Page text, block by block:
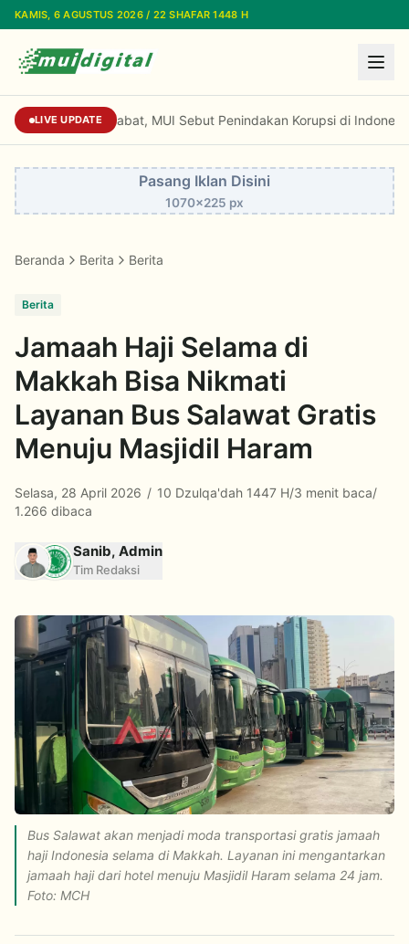
Lewati ke konten utama
KAMIS, 6 AGUSTUS 2026 / 22 SHAFAR 1448 H
LIVE UPDATE Maraknya OTT Pejabat, MUI Sebut
Pasang Iklan Disini
1070x225 px
Beranda Berita Berita
Berita
Jamaah Haji Selama di
Makkah Bisa Nikmati
Layanan Bus Salawat Gratis
Menuju Masjidil Haram
Selasa, 28 April 2026 / 10 Dzulqa'dah 1447 H/3 menit baca/
1.266 dibaca
Sanib, Admin
Tim Redaksi
Bus Salawat akan menjadi moda transportasi gratis jamaah
haji Indonesia selama di Makkah. Layanan ini mengantarkan
jamaah haji dari hotel menuju Masjidil Haram selama 24 jam.
Foto: MCH